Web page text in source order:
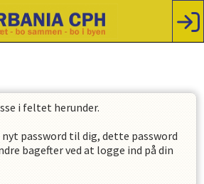
i feltet herunder.
password til dig, dette password
bagefter ved at logge ind på din